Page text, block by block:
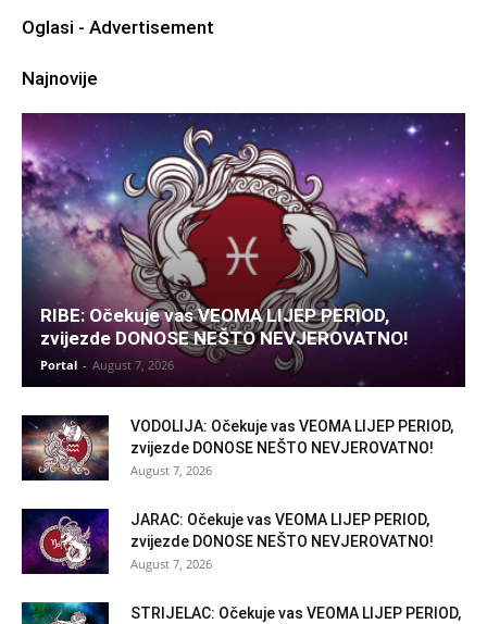
Oglasi - Advertisement
Najnovije
RIBE: Očekuje vas VEOMA LIJEP PERIOD,
zvijezde DONOSE NEŠTO NEVJEROVATNO!
Portal - August 7, 2026
VODOLIJA: Očekuje vas VEOMA LIJEP PERIOD,
zvijezde DONOSE NEŠTO NEVJEROVATNO!
August 7, 2026
JARAC: Očekuje vas VEOMA LIJEP PERIOD,
zvijezde DONOSE NEŠTO NEVJEROVATNO!
August 7, 2026
STRIJELAC: Očekuje vas VEOMA LIJEP PERIOD,